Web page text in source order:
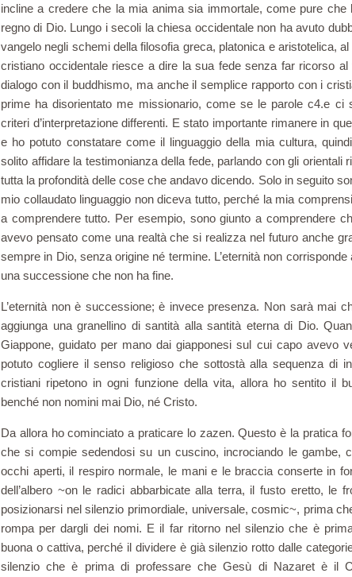
incline a credere che la mia anima sia immortale, come pure che
regno di Dio. Lungo i secoli la chiesa occidentale non ha avuto
vangelo negli schemi della filosofia greca, platonica e aristotelica,
cristiano occidentale riesce a dire la sua fede senza far ricorso
dialogo con il buddhismo, ma anche il semplice rapporto con i
prime ha disorientato me missionario, come se le parole c4.e ci
criteri d’interpretazione differenti. E stato importante rimanere in
e ho potuto constatare come il linguaggio della mia cultura,
solito affidare la testimonianza della fede, parlando con gli orien­tali
tutta la profondità delle cose che andavo dicendo. Solo in seguito
mio collaudato linguaggio non diceva tutto, perché la mia
a comprendere tutto. Per esempio, sono giunto a comprendere
avevo pensato come una realtà che si realizza nel futuro anche
sempre in Dio, senza origine né termine. L’eterni­tà non
una successione che non ha fine.
L’eternità non è successione; è invece presenza. Non sarà mai
aggiunga una granellino di santità alla santità eterna di Dio.
Giappone, guidato per mano dai giapponesi sul cui capo avevo
potuto cogliere il senso religioso che sottostà alla sequenza di
cristiani ri­petono in ogni funzione della vita, allora ho sentito il
benché non nomini mai Dio, né Cristo.
Da allora ho cominciato a praticare lo zazen. Questo è la pratica
che si compie sedendosi su un cusci­no, incrociando le gambe,
occhi aperti, il respiro normale, le mani e le braccia conserte in
dell’albero ~on le radici abbarbicate alla terra, il fusto eretto, le
posizionarsi nel silenzio pri­mordiale, universale, cosmic~, prima
rompa per dargli dei nomi. E il far ritorno nel silenzio che è
buona o cattiva, perché il dividere è già silenzio rotto dalle
silenzio che è prima di professare che Gesù di Nazaret è il